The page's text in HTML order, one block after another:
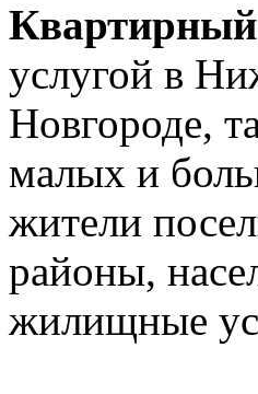
Квартирный
услугой в
Новгороде,
малых и
жители
районы,
жилищные